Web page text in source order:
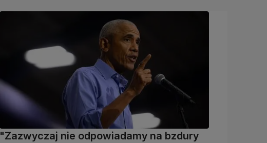
"Zazwyczaj nie odpowiadamy na bzdury